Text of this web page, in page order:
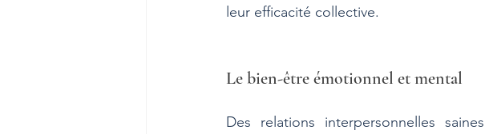
leur efficacité collective.
Le bien-être émotionnel et mental
Des relations interpersonnelles